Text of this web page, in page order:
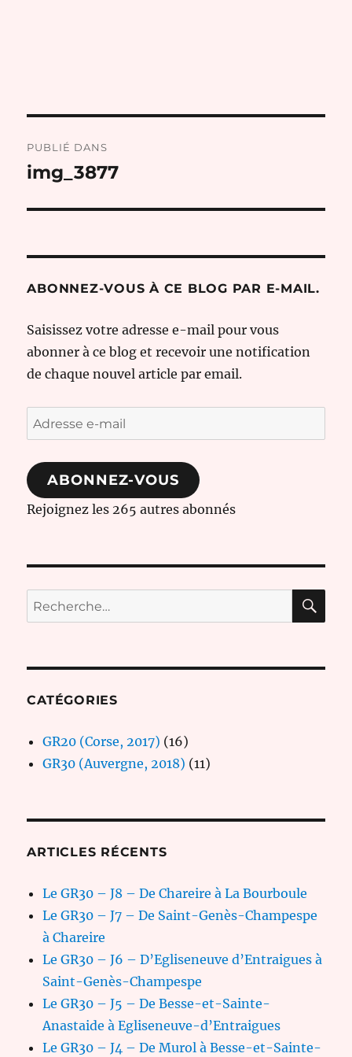
de
PUBLIÉ DANS
img_3877
ABONNEZ-VOUS À CE BLOG PAR E-MAIL.
Saisissez votre adresse e-mail pour vous
abonner à ce blog et recevoir une notification
de chaque nouvel article par email.
Adresse
e-
mail
ABONNEZ-VOUS
Rejoignez les 265 autres abonnés
Recherche
pour :
CATÉGORIES
GR20 (Corse, 2017) (16)
GR30 (Auvergne, 2018) (11)
ARTICLES RÉCENTS
Le GR30 – J8 – De Chareire à La Bourboule
Le GR30 – J7 – De Saint-Genès-Champespe
à Chareire
Le GR30 – J6 – D’Egliseneuve d’Entraigues à
Saint-Genès-Champespe
Le GR30 – J5 – De Besse-et-Sainte-
Anastaide à Egliseneuve-d’Entraigues
Le GR30 – J4 – De Murol à Besse-et-Sainte-